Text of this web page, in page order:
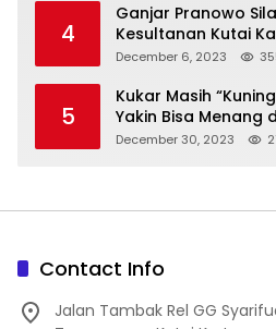
4
Ganjar Pranowo
Kesultanan Kutai
December 6, 2023
5
Kukar Masih
Yakin Bisa Menang
December 30, 2023
Contact Info
Jalan Tambak Rel GG